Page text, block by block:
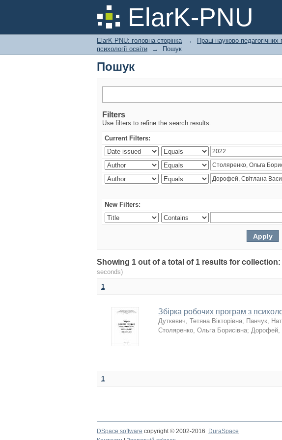
ElarK-PNU
Пошук
ElarK-PNU: головна сторінка → Праці науково-педагогічних
психології освіти
→ Пошук
Пошук
Filters
Use filters to refine the search results.
Current Filters:
New Filters:
Showing 1 out of a total of 1 results for collection:
seconds)
1
Збірка робочих програм з
Дуткевич, Тетяна Вікторівна; Панчук,
Столяренко, Ольга Борисівна; Дорофей,
1
DSpace software copyright © 2002-2016 DuraSpace